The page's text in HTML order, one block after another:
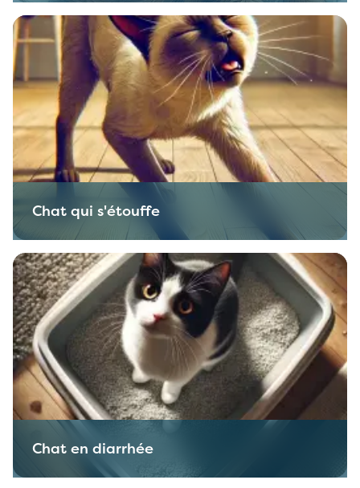
Chat qui s'étouffe
Chat en diarrhée